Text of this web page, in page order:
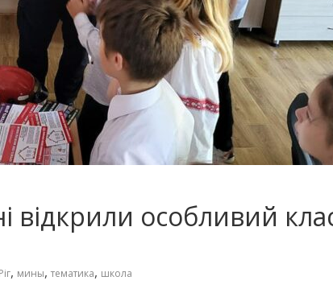
відкрили особливий
, мины, тематика, школа